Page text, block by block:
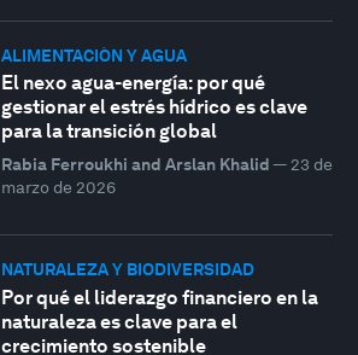
ALIMENTACIÓN Y AGUA
El nexo agua-energía: por qué
gestionar el estrés hídrico es clave
para la transición global
Rabia Ferroukhi and Arslan Khalid — 23 de
marzo de 2026
NATURALEZA Y BIODIVERSIDAD
Por qué el liderazgo financiero en la
naturaleza es clave para el
crecimiento sostenible